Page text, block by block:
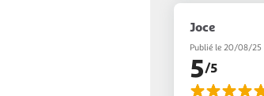
Joce
Publié le 20/08/25
5/5